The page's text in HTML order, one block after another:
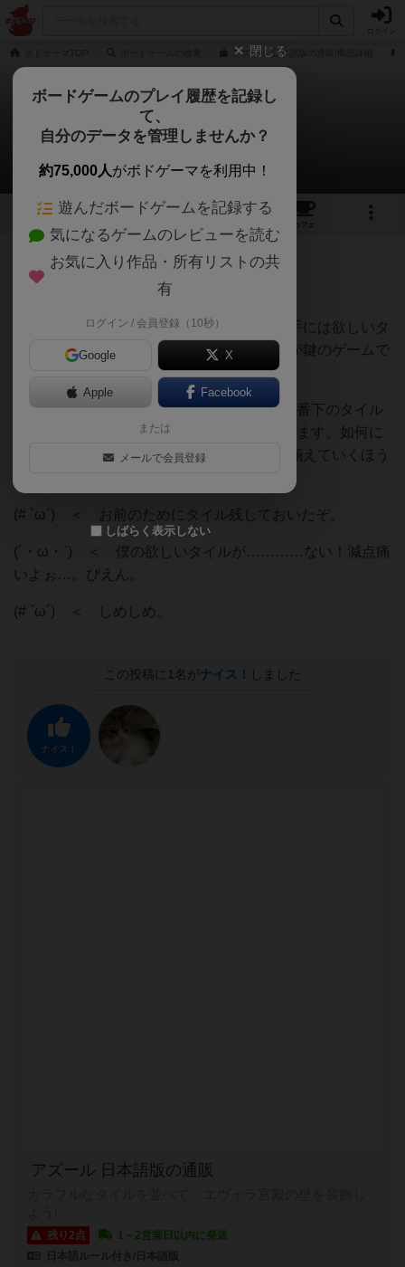
アズール 日本語版の通販/商品詳細
アズール
はぐれメタルさんのレビュー
33 7 93
カフェ
356名 1名 0 約2年前
如何に自分のタイルをピッタリ取って、相手には欲しいタ
イルを取らせないか、溢れさせてしまうかが鍵のゲームで
一番上は1枚のタイルで設置できますが、一番下のタイル
は5枚同じタイルを揃えたらやっと設置できます。如何に
妨害するかが鍵になってきます。極力縦横揃えていくほう
(# `ω´) ＜ お前のためにタイル残しておいたぞ。
(´・ω・`) ＜ 僕の欲しいタイルが…………ない！減点痛
いよぉ…。ぴえん。
(# `ω´) ＜ しめしめ。
この投稿に 1 名がナイス！ しました
ナイス！
アズール 日本語版の通販
残り2点
1～2営業日以内に発送
閉じる
ボードゲームのプレイ履歴を記録し
て、
自分のデータを管理しませんか？
約75,000人がボドゲーマを利用中！
遊んだボードゲームを記録する
気になるゲームのレビューを読む
お気に入り作品・所有リストの共
有
ログイン / 会員登録（10秒）
Google X
Apple Facebook
または
メールで会員登録
しばらく表示しない